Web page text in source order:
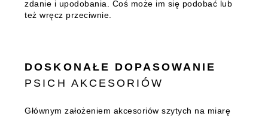
zdanie i upodobania. Coś może im się podobać lub
też wręcz przeciwnie.
DOSKONAŁE DOPASOWANIE
PSICH AKCESORIÓW
Głównym założeniem akcesoriów szytych na miarę